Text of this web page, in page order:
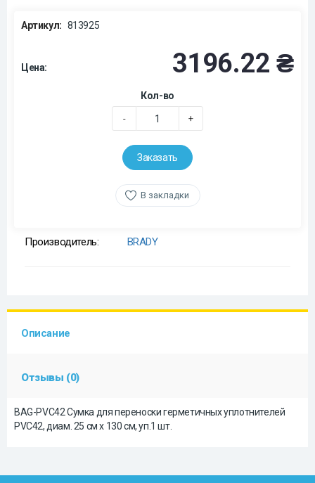
Артикул: 813925
Цена: 3196.22 ₴
Кол-во
- +
Заказать
В закладки
Производитель: BRADY
Описание
Отзывы (0)
BAG-PVC42 Сумка для переноски герметичных уплотнителей
PVC42, диам. 25 см x 130 см, уп.1 шт.